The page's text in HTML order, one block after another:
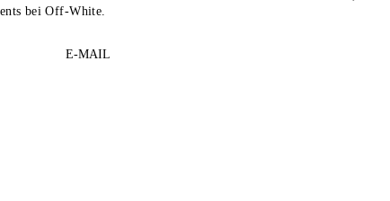
bei Off-White.
E-MAIL